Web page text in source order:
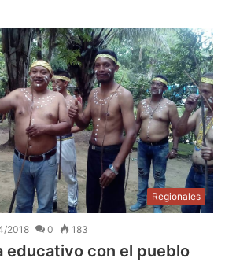
Regionales
2018 0 183
educativo con el pueblo